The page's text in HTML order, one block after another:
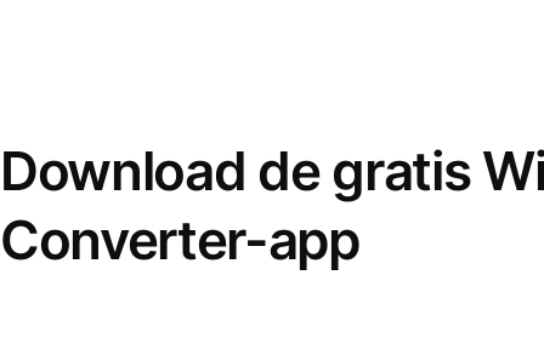
Download de gratis
Converter-app